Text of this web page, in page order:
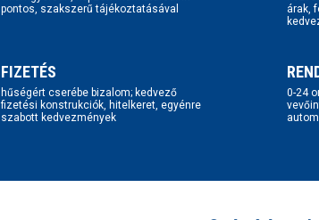
pontos, szakszerű tájékoztatásával
árak,
FIZETÉS
hűségért cserébe bizalom; kedvező
fizetési konstrukciók, hitelkeret, egyénre
szabott kedvezmények
0-24